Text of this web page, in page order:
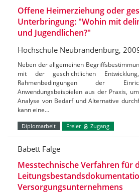
Offene Heimerziehung oder
Unterbringung: "Wohin mit
und Jugendlichen?"
Hochschule Neubrandenburg,
Neben der allgemeinen
mit der geschichtlichen
Rahmenbedingungen der
Anwendungsbeispielen aus der Praxis,
Analyse von Bedarf und Alternative
kann eine…
Diplomarbeit Freier Zugang
Babett Falge
Messtechnische Verfahren für
Versorgungsunternehmens